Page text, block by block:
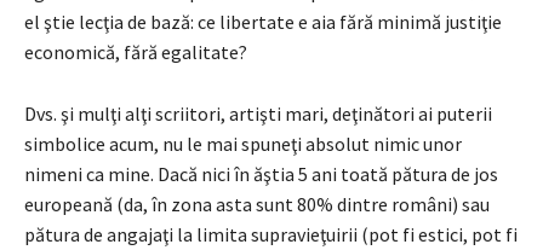
el ştie lecţia de bază: ce libertate e aia fără minimă justiţie
economică, fără egalitate?
Dvs. şi mulţi alţi scriitori, artişti mari, deţinători ai puterii
simbolice acum, nu le mai spuneţi absolut nimic unor
nimeni ca mine. Dacă nici în ăştia 5 ani toată pătura de jos
europeană (da, în zona asta sunt 80% dintre români) sau
pătura de angajaţi la limita supravieţuirii (pot fi estici, pot fi